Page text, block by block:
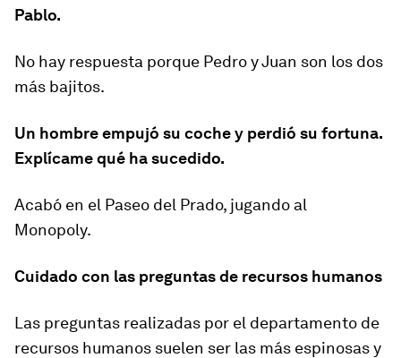
Pablo.
No hay respuesta porque Pedro y Juan son los dos
más bajitos.
Un hombre empujó su coche y perdió su fortuna.
Explícame qué ha sucedido.
Acabó en el Paseo del Prado, jugando al
Monopoly.
Cuidado con las preguntas de recursos humanos
Las preguntas realizadas por el departamento de
recursos humanos suelen ser las más espinosas y